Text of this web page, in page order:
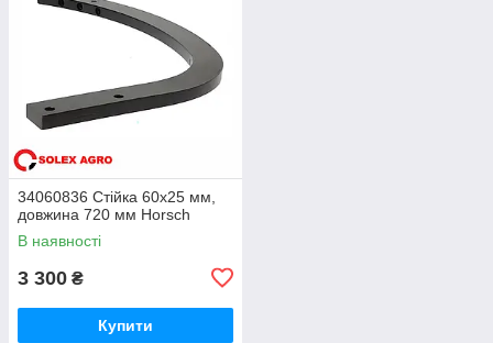
34060836 Стійка 60х25 мм,
довжина 720 мм Horsch
В наявності
3 300 ₴
Купити